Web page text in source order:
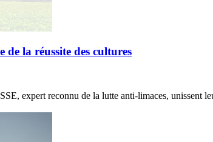
la réussite des cultures
expert reconnu de la lutte anti-limaces, unissent